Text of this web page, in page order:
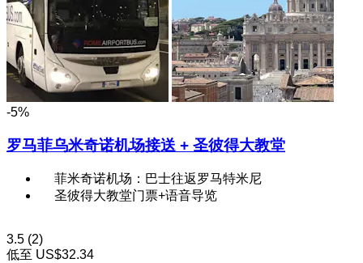
-5%
罗马菲乌米奇诺机场接送 + 圣彼得大教堂
菲米奇诺机场：巴士往返罗马特米尼
圣彼得大教堂门票+语音导览
3.5 (2)
低至 US$32.34